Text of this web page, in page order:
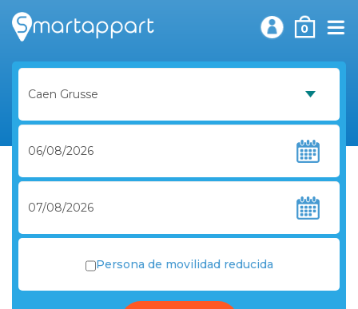
0
Persona de movilidad reducida